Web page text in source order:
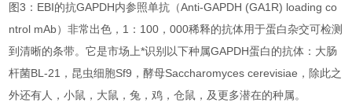
图3：EBI的抗GAPDH内参照单抗（Anti-GAPDH (GA1R) loading co
ntrol mAb）非常出色，1：100，000稀释的抗体用于蛋白杂交可检测
到清晰的条带。它是市场上*识别以下种属GAPDH蛋白的抗体：大肠
杆菌BL-21，昆虫细胞Sf9，酵母Saccharomyces cerevisiae，除此之
外还有人，小鼠，大鼠，兔，鸡，仓鼠，及更多潜在的种属。